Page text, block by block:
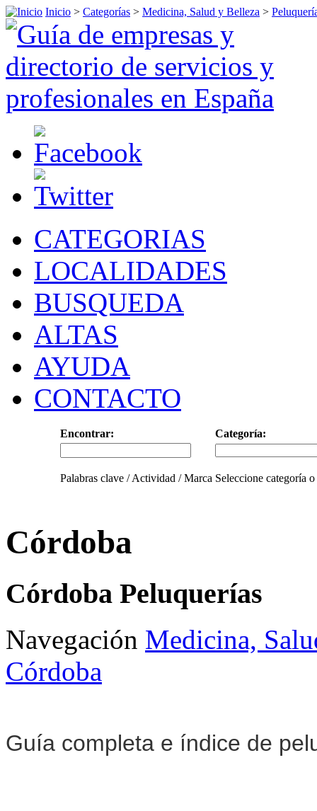
Inicio > Categorías > Medicina, Salud y Belleza >
CATEGORIAS
LOCALIDADES
BUSQUEDA
ALTAS
AYUDA
CONTACTO
Encontrar: Categoría:
Palabras clave / Actividad / Marca Seleccione categoría
Córdoba
Córdoba Peluquerías
Navegación Medicina,
Córdoba
Guía completa e índice de